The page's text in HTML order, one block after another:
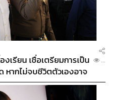
เรียน เชื่อเตรียมการเป็น
ากไม่จบชีวิตตัวเองอาจ
...